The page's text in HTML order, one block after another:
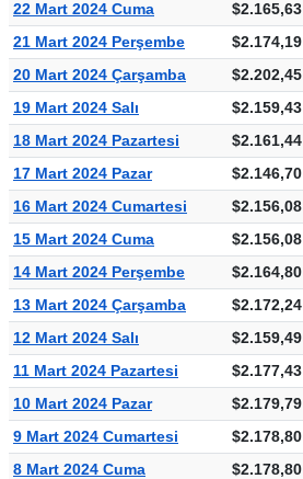
22 Mart 2024 Cuma $2.165,63
21 Mart 2024 Perşembe
$2.174,19
20 Mart 2024 Çarşamba
$2.202,45
19 Mart 2024 Salı
$2.159,43
18 Mart 2024 Pazartesi
$2.161,44
17 Mart 2024 Pazar
$2.146,70
16 Mart 2024 Cumartesi
$2.156,08
15 Mart 2024 Cuma
$2.156,08
14 Mart 2024 Perşembe
$2.164,80
13 Mart 2024 Çarşamba
$2.172,24
12 Mart 2024 Salı
$2.159,49
11 Mart 2024 Pazartesi
$2.177,43
10 Mart 2024 Pazar
$2.179,79
9 Mart 2024 Cumartesi
$2.178,80
8 Mart 2024 Cuma
$2.178,80